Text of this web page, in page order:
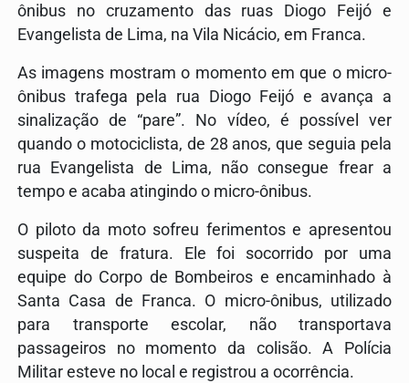
ônibus no cruzamento das ruas Diogo Feijó e
Evangelista de Lima, na Vila Nicácio, em Franca.
As imagens mostram o momento em que o micro-
ônibus trafega pela rua Diogo Feijó e avança a
sinalização de “pare”. No vídeo, é possível ver
quando o motociclista, de 28 anos, que seguia pela
rua Evangelista de Lima, não consegue frear a
tempo e acaba atingindo o micro-ônibus.
O piloto da moto sofreu ferimentos e apresentou
suspeita de fratura. Ele foi socorrido por uma
equipe do Corpo de Bombeiros e encaminhado à
Santa Casa de Franca. O micro-ônibus, utilizado
para transporte escolar, não transportava
passageiros no momento da colisão. A
Polícia
Militar esteve no local e registrou a ocorrência.